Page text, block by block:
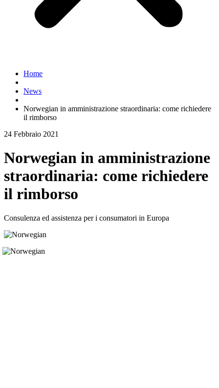
Home
News
Norwegian in amministrazione straordinaria: come richiedere
il rimborso
24 Febbraio 2021
Norwegian in amministrazione
straordinaria: come richiedere
il rimborso
Consulenza ed assistenza per i consumatori in Europa